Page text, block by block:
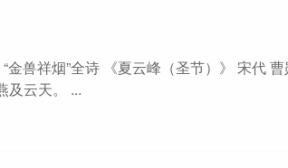
兽祥烟”全诗 《夏云峰（圣节）》 宋代
及云天。 ...